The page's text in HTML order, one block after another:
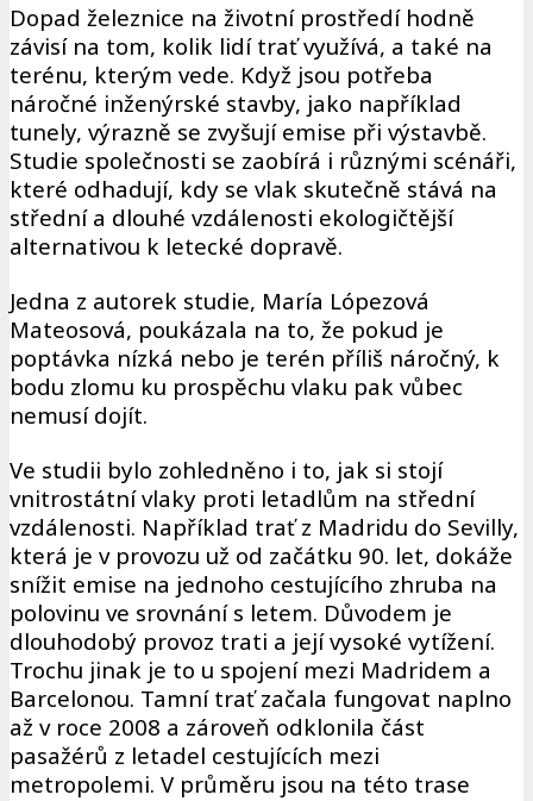
Dopad železnice na životní prostředí hodně
závisí na tom, kolik lidí trať využívá, a také na
terénu, kterým vede. Když jsou potřeba
náročné inženýrské stavby, jako například
tunely, výrazně se zvyšují emise při výstavbě.
Studie společnosti se zaobírá i různými scénáři,
které odhadují, kdy se vlak skutečně stává na
střední a dlouhé vzdálenosti ekologičtější
alternativou k letecké dopravě.
Jedna z autorek studie, María Lópezová
Mateosová, poukázala na to, že pokud je
poptávka nízká nebo je terén příliš náročný, k
bodu zlomu ku prospěchu vlaku pak vůbec
nemusí dojít.
Ve studii bylo zohledněno i to, jak si stojí
vnitrostátní vlaky proti letadlům na střední
vzdálenosti. Například trať z Madridu do Sevilly,
která je v provozu už od začátku 90. let, dokáže
snížit emise na jednoho cestujícího zhruba na
polovinu ve srovnání s letem. Důvodem je
dlouhodobý provoz trati a její vysoké vytížení.
Trochu jinak je to u spojení mezi Madridem a
Barcelonou. Tamní trať začala fungovat naplno
až v roce 2008 a zároveň odklonila část
pasažérů z letadel cestujících mezi
metropolemi. V průměru jsou na této trase